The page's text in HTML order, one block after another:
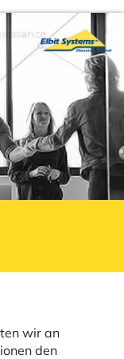
wir an
den